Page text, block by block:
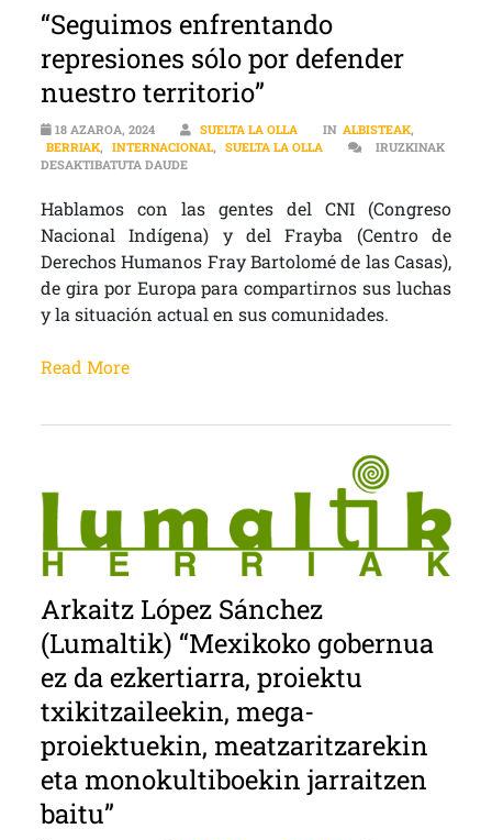
“Seguimos enfrentando
represiones sólo por defender
nuestro territorio”
18 AZAROA, 2024 SUELTA LA OLLA IN ALBISTEAK,
BERRIAK, INTERNACIONAL, SUELTA LA OLLA
IRUZKINAK
DESAKTIBATUTA DAUDE“SEGUIMOS ENFRENTANDO REPRESIONES SÓLO
Hablamos con las gentes del CNI (Congreso
Nacional Indígena) y del Frayba (Centro de
Derechos Humanos Fray Bartolomé de las Casas),
de gira por Europa para compartirnos sus luchas
y la situación actual en sus comunidades.
Read More
Arkaitz López Sánchez
(Lumaltik) “Mexikoko gobernua
ez da ezkertiarra, proiektu
txikitzaileekin, mega-
proiektuekin, meatzaritzarekin
eta monokultiboekin jarraitzen
baitu”